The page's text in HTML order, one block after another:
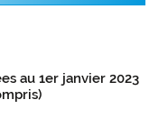
au 1er janvier 2023